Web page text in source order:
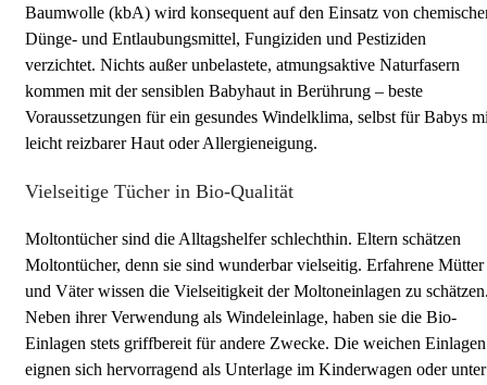
Baumwolle (kbA) wird konsequent auf den Einsatz von
Dünge- und Entlaubungsmittel, Fungiziden und Pestiziden
verzichtet. Nichts außer unbelastete, atmungsaktive Naturfasern
kommen mit der sensiblen Babyhaut in Berührung – beste
Voraussetzungen für ein gesundes Windelklima, selbst für Babys
leicht reizbarer Haut oder Allergieneigung.
Vielseitige Tücher in Bio-Qualität
Moltontücher sind die Alltagshelfer schlechthin. Eltern schätzen
Moltontücher, denn sie sind wunderbar vielseitig. Erfahrene Mütter
und Väter wissen die Vielseitigkeit der Moltoneinlagen zu
Neben ihrer Verwendung als Windeleinlage, haben sie die Bio-
Einlagen stets griffbereit für andere Zwecke. Die weichen Einlagen
eignen sich hervorragend als Unterlage im Kinderwagen oder unter